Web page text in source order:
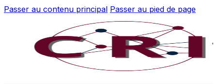
Passer au contenu principal Passer au pied de page